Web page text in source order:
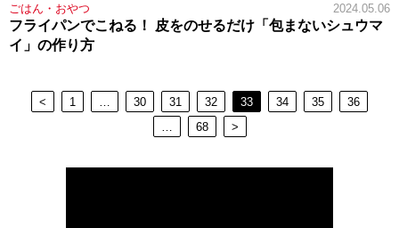
ごはん・おやつ 2024.05.06
フライパンでこねる！ 皮をのせるだけ「包まないシュウマ
イ」の作り方
< 1 30 31 32 33 34 35
36
68 >